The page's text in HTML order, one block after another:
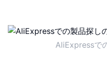
AliExpressで